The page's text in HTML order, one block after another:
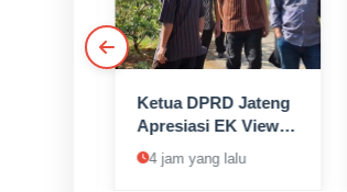
Ketua DPRD Jateng
Apresiasi EK View
Agroedupark jadi
Destinasi Wisata
4 jam yang lalu